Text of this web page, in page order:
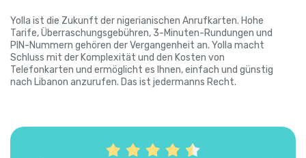
Yolla ist die Zukunft der nigerianischen Anrufkarten. Hohe
Tarife, Überraschungsgebühren, 3-Minuten-Rundungen und
PIN-Nummern gehören der Vergangenheit an. Yolla macht
Schluss mit der Komplexität und den Kosten von
Telefonkarten und ermöglicht es Ihnen, einfach und günstig
nach Libanon anzurufen. Das ist jedermanns Recht.